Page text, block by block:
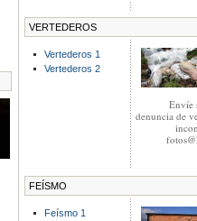
VERTEDEROS
Envíe
denuncia de
Vertederos 1
Vertederos 2
FEÍSMO
Feísmo 1